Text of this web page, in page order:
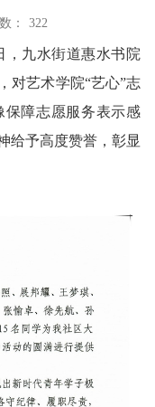
： 322
，九水街道惠水书院
对艺术学院“艺心”志
保障志愿服务表示感
给予高度赞誉，彰显